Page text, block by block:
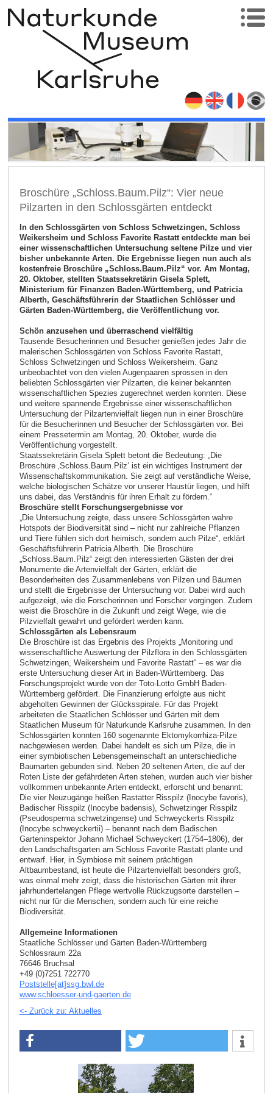
Broschüre „Schloss.Baum.Pilz“: Vier neue
Pilzarten in den Schlossgärten entdeckt
In den Schlossgärten von Schloss Schwetzingen, Schloss
Weikersheim und Schloss Favorite Rastatt entdeckte man bei
einer wissenschaftlichen Untersuchung seltene Pilze und vier
bisher unbekannte Arten. Die Ergebnisse liegen nun auch als
kostenfreie Broschüre „Schloss.Baum.Pilz“ vor. Am Montag,
20. Oktober, stellten Staatssekretärin Gisela Splett,
Ministerium für Finanzen Baden-Württemberg, und Patricia
Alberth, Geschäftsführerin der Staatlichen Schlösser und
Gärten Baden-Württemberg, die Veröffentlichung vor.
Schön anzusehen und überraschend vielfältig
Tausende Besucherinnen und Besucher genießen jedes Jahr die
malerischen Schlossgärten von Schloss Favorite Rastatt,
Schloss Schwetzingen und Schloss Weikersheim. Ganz
unbeobachtet von den vielen Augenpaaren sprossen in den
beliebten Schlossgärten vier Pilzarten, die keiner bekannten
wissenschaftlichen Spezies zugerechnet werden konnten. Diese
und weitere spannende Ergebnisse einer wissenschaftlichen
Untersuchung der Pilzartenvielfalt liegen nun in einer Broschüre
für die Besucherinnen und Besucher der Schlossgärten vor. Bei
einem Pressetermin am Montag, 20. Oktober, wurde die
Veröffentlichung vorgestellt.
Staatssekretärin Gisela Splett betont die Bedeutung: „Die
Broschüre ‚Schloss.Baum.Pilz‘ ist ein wichtiges Instrument der
Wissenschaftskommunikation. Sie zeigt auf verständliche Weise,
welche biologischen Schätze vor unserer Haustür liegen, und hilft
uns dabei, das Verständnis für ihren Erhalt zu fördern.“
Broschüre stellt Forschungsergebnisse vor
„Die Untersuchung zeigte, dass unsere Schlossgärten wahre
Hotspots der Biodiversität sind – nicht nur zahlreiche Pflanzen
und Tiere fühlen sich dort heimisch, sondern auch Pilze“, erklärt
Geschäftsführerin Patricia Alberth. Die Broschüre
„Schloss.Baum.Pilz“ zeigt den interessierten Gästen der drei
Monumente die Artenvielfalt der Gärten, erklärt die
Besonderheiten des Zusammenlebens von Pilzen und Bäumen
und stellt die Ergebnisse der Untersuchung vor. Dabei wird auch
aufgezeigt, wie die Forscherinnen und Forscher vorgingen. Zudem
weist die Broschüre in die Zukunft und zeigt Wege, wie die
Pilzvielfalt gewahrt und gefördert werden kann.
Schlossgärten als Lebensraum
Die Broschüre ist das Ergebnis des Projekts „Monitoring und
wissenschaftliche Auswertung der Pilzflora in den Schlossgärten
Schwetzingen, Weikersheim und Favorite Rastatt“ – es war die
erste Untersuchung dieser Art in Baden-Württemberg. Das
Forschungsprojekt wurde von der Toto-Lotto GmbH Baden-
Württemberg gefördert. Die Finanzierung erfolgte aus nicht
abgeholten Gewinnen der Glücksspirale. Für das Projekt
arbeiteten die Staatlichen Schlösser und Gärten mit dem
Staatlichen Museum für Naturkunde Karlsruhe zusammen. In den
Schlossgärten konnten 160 sogenannte Ektomykorrhiza-Pilze
nachgewiesen werden. Dabei handelt es sich um Pilze, die in
einer symbiotischen Lebensgemeinschaft an unterschiedliche
Baumarten gebunden sind. Neben 20 seltenen Arten, die auf der
Roten Liste der gefährdeten Arten stehen, wurden auch vier bisher
vollkommen unbekannte Arten entdeckt, erforscht und benannt:
Die vier Neuzugänge heißen Rastatter Risspilz (Inocybe favoris),
Badischer Risspilz (Inocybe badensis), Schwetzinger Risspilz
(Pseudosperma schwetzingense) und Schweyckerts Risspilz
(Inocybe schweyckertii) – benannt nach dem Badischen
Garteninspektor Johann Michael Schweyckert (1754–1806), der
den Landschaftsgarten am Schloss Favorite Rastatt plante und
entwarf. Hier, in Symbiose mit seinem prächtigen
Altbaumbestand, ist heute die Pilzartenvielfalt besonders groß,
was einmal mehr zeigt, dass die historischen Gärten mit ihrer
jahrhundertelangen Pflege wertvolle Rückzugsorte darstellen –
nicht nur für die Menschen, sondern auch für eine reiche
Biodiversität.
Allgemeine Informationen
Staatliche Schlösser und Gärten Baden-Württemberg
Schlossraum 22a
76646 Bruchsal
+49 (0)7251 722770
Poststelle[at]ssg.bwl.de
www.schloesser-und-gaerten.de
<- Zurück zu: Aktuelles